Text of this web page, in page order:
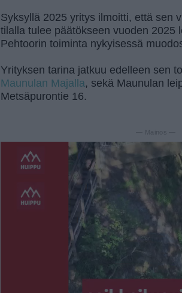
Syksyllä 2025 yritys ilmoitti, että sen
tilalla tulee päätökseen vuoden 2025
Pehtoorin toiminta nykyisessä
Yrityksen tarina jatkuu edelleen sen
Maunulan Majalla, sekä Maunulan
Metsäpurontie 16.
— Mainos —